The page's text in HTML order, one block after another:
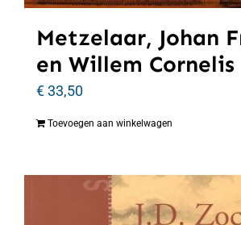
Metzelaar, Johan
en Willem Cornelis
€33,50
Toevoegen aan winkelwagen